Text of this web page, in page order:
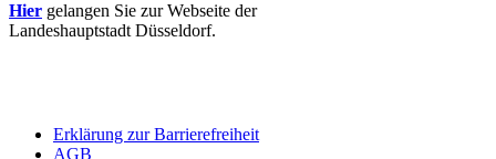
Hier gelangen Sie zur Webseite der
Landeshauptstadt Düsseldorf.
Erklärung zur Barrierefreiheit
AGB